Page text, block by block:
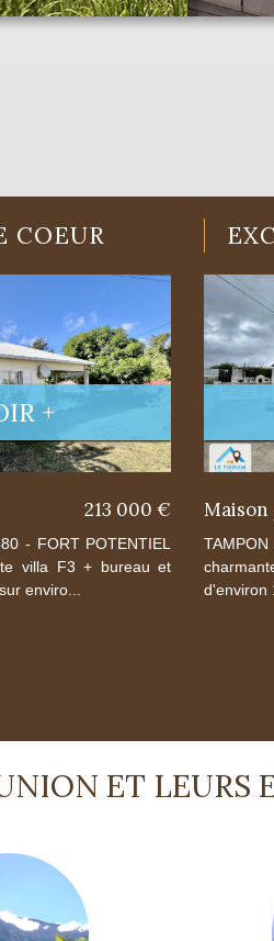
COEUR
+
213 000 €
- FORT POTENTIEL
villa F3 + bureau et
enviro...
d'environ
ET LEURS